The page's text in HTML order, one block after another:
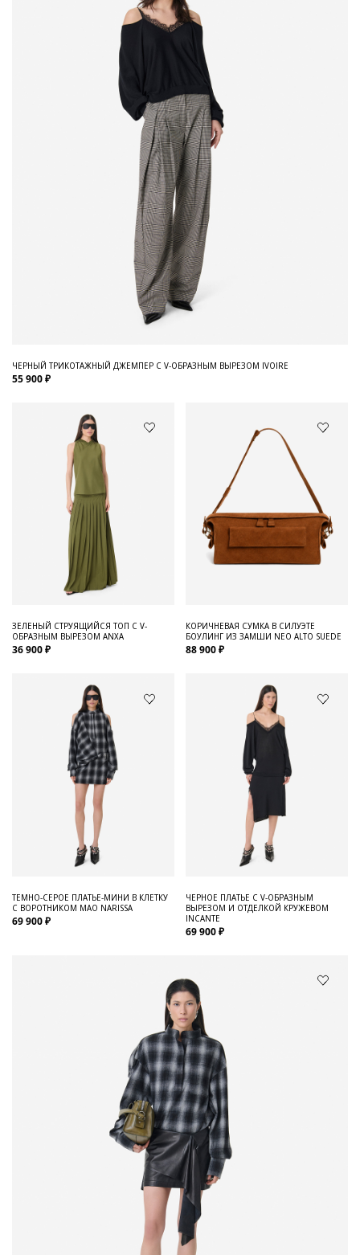
ЧЕРНЫЙ ТРИКОТАЖНЫЙ ДЖЕМПЕР С V-ОБРАЗНЫМ ВЫРЕЗОМ IVOIRE
55 900 ₽
ЗЕЛЕНЫЙ СТРУЯЩИЙСЯ ТОП С V-
ОБРАЗНЫМ ВЫРЕЗОМ ANXA
36 900 ₽
КОРИЧНЕВАЯ СУМКА В СИЛУЭТЕ
БОУЛИНГ ИЗ ЗАМШИ NEO ALTO SUEDE
88 900 ₽
ТЕМНО-СЕРОЕ ПЛАТЬЕ-МИНИ В КЛЕТКУ
С ВОРОТНИКОМ МАО NARISSA
69 900 ₽
ЧЕРНОЕ ПЛАТЬЕ С V-ОБРАЗНЫМ
ВЫРЕЗОМ И ОТДЕЛКОЙ КРУЖЕВОМ
INCANTE
69 900 ₽